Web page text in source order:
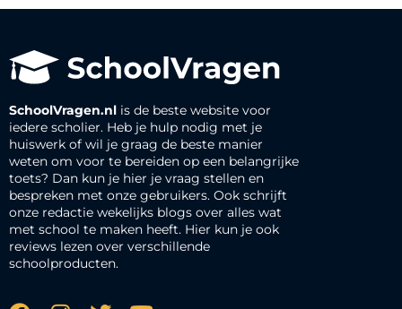
SchoolVragen.nl is de beste website voor
iedere scholier. Heb je hulp nodig met je
huiswerk of wil je graag de beste manier
weten om voor te bereiden op een belangrijke
toets? Dan kun je hier je vraag stellen en
bespreken met onze gebruikers. Ook schrijft
onze redactie wekelijks blogs over alles wat
met school te maken heeft. Hier kun je ook
reviews lezen over verschillende
schoolproducten.